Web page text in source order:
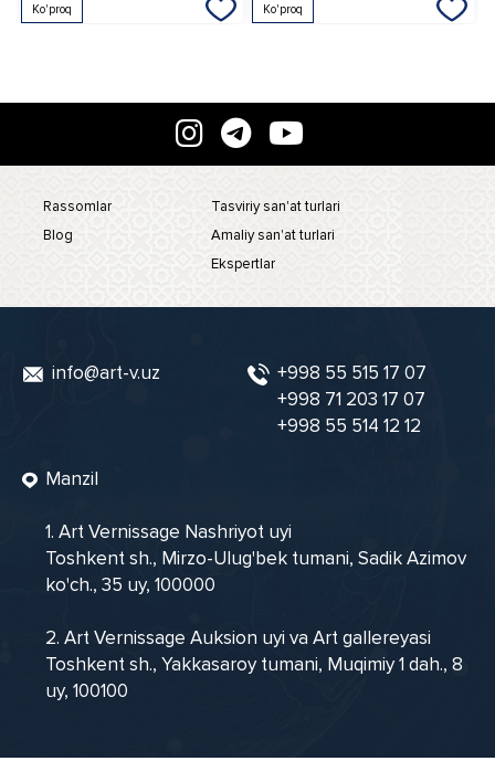
Ko'proq Ko'proq
Rassomlar
Blog
Tasviriy san'at turlari
Amaliy san'at turlari
Ekspertlar
info@art-v.uz
+998 55 515 17 07
+998 71 203 17 07
+998 55 514 12 12
Manzil
1. Art Vernissage Nashriyot uyi
Toshkent sh., Mirzo-Ulug'bek tumani, Sadik Azimov
ko'ch., 35 uy, 100000
2. Art Vernissage Auksion uyi va Art gallereyasi
Toshkent sh., Yakkasaroy tumani, Muqimiy 1 dah., 8
uy, 100100